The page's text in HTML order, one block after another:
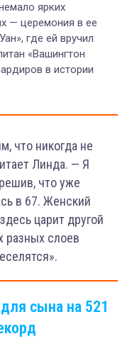
ярких
— церемония в ее
где ей вручил
«Вашингтон
в истории
что никогда не
Линда. — Я
что уже
в 67. Женский
царит другой
слоев
сына на 521